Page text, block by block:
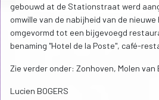
gebouwd at de Stationstraat werd
omwille van de nabijheid van de
omgevormd tot een bijgevoegd
benaming "Hotel de la Poste", café-
Zie verder onder: Zonhoven, Molen van
Lucien BOGERS